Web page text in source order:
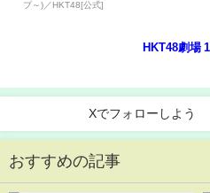
HKT48劇場
Xでフォローしよう
おすすめの記事